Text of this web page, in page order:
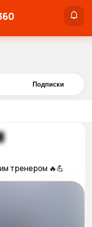
Войти
Подписки
тренером 🔥💪